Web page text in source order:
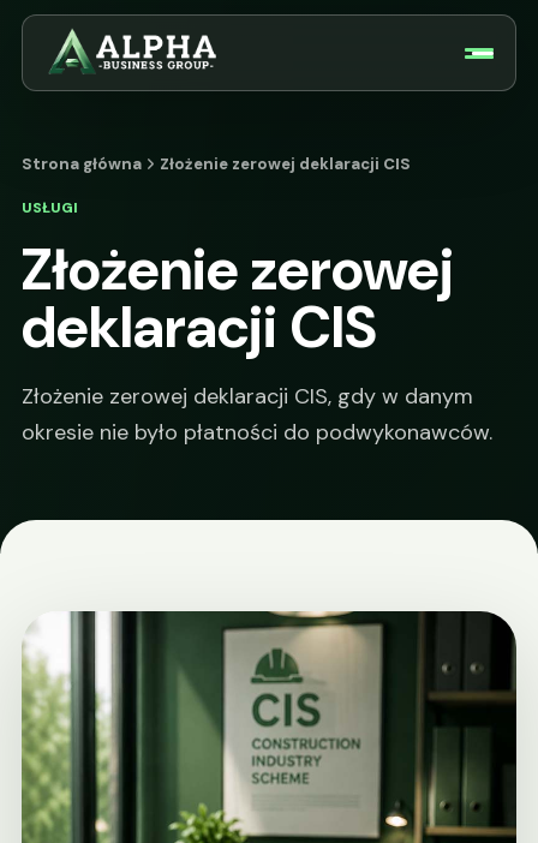
Strona główna Złożenie zerowej deklaracji CIS
USŁUGI
Złożenie zerowej
deklaracji CIS
Złożenie zerowej deklaracji CIS, gdy w danym
okresie nie było płatności do podwykonawców.